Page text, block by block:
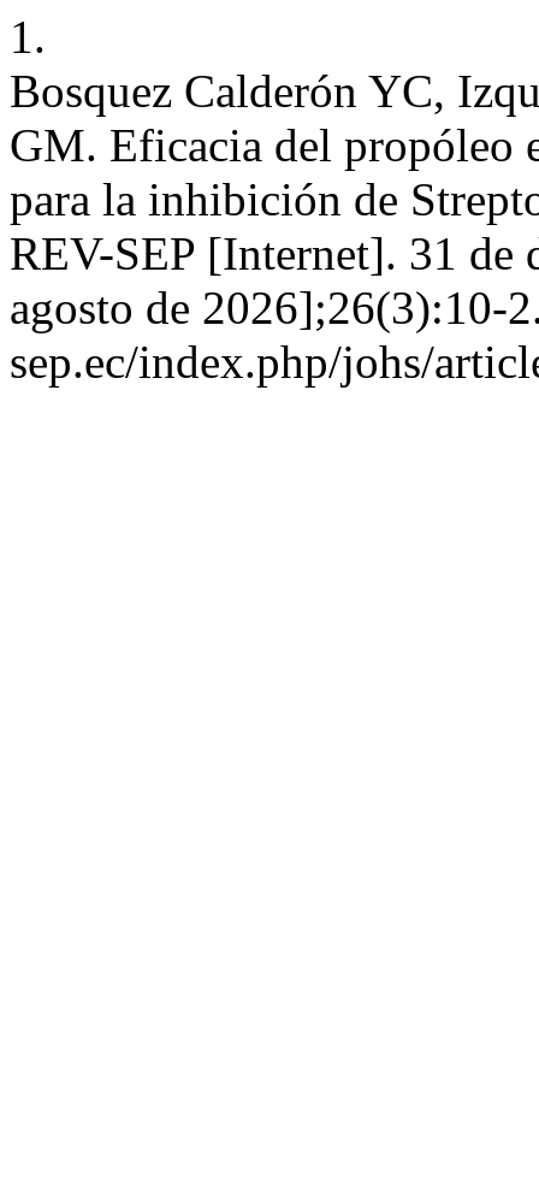
1.
Bosquez Calderón YC,
GM. Eficacia del propóleo
para la inhibición de
REV-SEP [Internet]. 31 de
agosto de 2026];26(3):10-
sep.ec/index.php/johs/